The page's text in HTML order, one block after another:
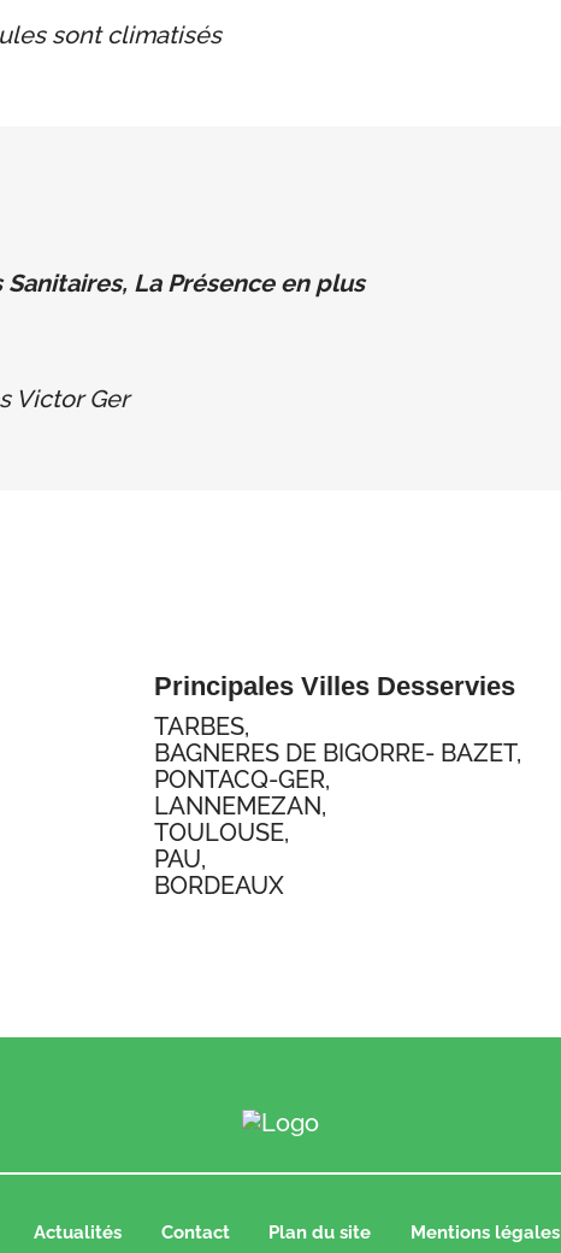
sont climatisés
La Présence en plus
Victor Ger
Principales Villes Desservies
TARBES,
BAGNERES DE BIGORRE- BAZET,
PONTACQ-GER,
LANNEMEZAN,
TOULOUSE,
PAU,
BORDEAUX
Actualités Contact Plan du site Mentions légales